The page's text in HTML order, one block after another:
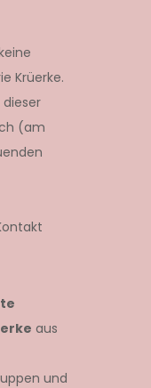
Krüerke.
(am
aus
und